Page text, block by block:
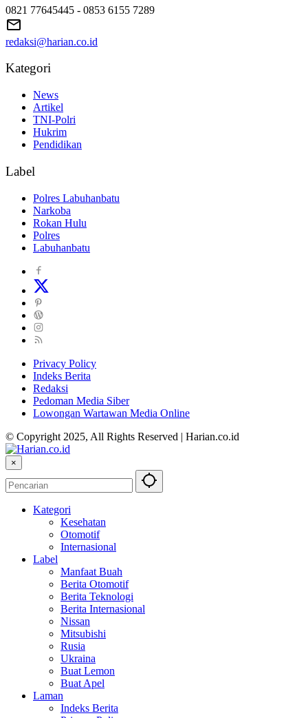
0821 77645445 - 0853 6155 7289
redaksi@harian.co.id
Kategori
News
Artikel
TNI-Polri
Hukrim
Pendidikan
Label
Polres Labuhanbatu
Narkoba
Rokan Hulu
Polres
Labuhanbatu
Privacy Policy
Indeks Berita
Redaksi
Pedoman Media Siber
Lowongan Wartawan Media Online
© Copyright 2025, All Rights Reserved | Harian.co.id
×
Kategori
Kesehatan
Otomotif
Internasional
Label
Manfaat Buah
Berita Otomotif
Berita Teknologi
Berita Internasional
Nissan
Mitsubishi
Rusia
Ukraina
Buat Lemon
Buat Apel
Laman
Indeks Berita